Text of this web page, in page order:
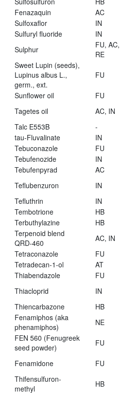
Fenazaquin
AC
Sulfoxaflor
IN
Sulfuryl fluoride
IN
Sulphur
FU, AC,
RE
Sweet Lupin (seeds),
Lupinus albus L.,
germ., ext.
FU
Sunflower oil FU
Tagetes oil
AC, IN
Talc E553B
-
tau-Fluvalinate
IN
Tebuconazole
FU
Tebufenozide
IN
Tebufenpyrad
AC
Teflubenzuron
IN
Tefluthrin
IN
Tembotrione
HB
Terbuthylazine
HB
Terpenoid blend
QRD-460
AC, IN
Tetraconazole
FU
Tetradecan-1-ol
AT
Thiabendazole
FU
Thiacloprid
IN
Thiencarbazone
HB
Fenamiphos (aka
phenamiphos)
NE
FEN 560 (Fenugreek
seed powder)
FU
Fenamidone FU
Thifensulfuron-
methyl
HB